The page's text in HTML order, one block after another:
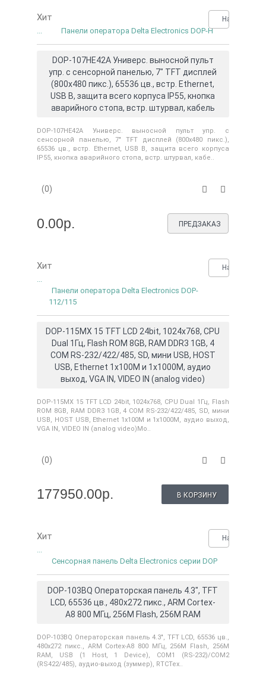
Хит Нашли
... Панели оператора Delta Electronics DOP-H
DOP-107HE42A Универс. выносной пульт
упр. с сенсорной панелью, 7" TFT дисплей
(800х480 пикс.), 65536 цв., встр. Ethernet,
USB B, защита всего корпуса IP55, кнопка
аварийного стопа, встр. штурвал, кабель
DOP-107HE42A Универс. выносной пульт упр. с
сенсорной панелью, 7" TFT дисплей (800х480 пикс.),
65536 цв., встр. Ethernet, USB B, защита всего корпуса
IP55, кнопка аварийного стопа, встр. штурвал, кабе..
(0)
0.00р. ПРЕДЗАКАЗ
Хит Нашли
...
Панели оператора Delta Electronics DOP-
112/115
DOP-115MX 15 TFT LCD 24bit, 1024x768, CPU
Dual 1Гц, Flash ROM 8GB, RAM DDR3 1GB, 4
COM RS-232/422/485, SD, мини USB, HOST
USB, Ethernet 1x100M и 1x1000M, аудио
выход, VGA IN, VIDEO IN (analog video)
DOP-115MX 15 TFT LCD 24bit, 1024x768, CPU Dual 1Гц, Flash
ROM 8GB, RAM DDR3 1GB, 4 COM RS-232/422/485, SD, мини
USB, HOST USB, Ethernet 1x100M и 1x1000M, аудио выход,
VGA IN, VIDEO IN (analog video)Мо..
(0)
177950.00р. В КОРЗИНУ
Хит Нашли
...
Сенсорная панель Delta Electronics серии DOP
DOP-103BQ Операторская панель 4.3", TFT
LCD, 65536 цв., 480х272 пикс., ARM Cortex-
A8 800 МГц, 256M Flash, 256M RAM
DOP-103BQ Операторская панель 4.3", TFT LCD, 65536 цв.,
480х272 пикс., ARM Cortex-A8 800 МГц, 256M Flash, 256M
RAM, USB (1 Host, 1 Device), COM1 (RS-232)/COM2
(RS422/485), аудио-выход (зуммер), RTCТех..